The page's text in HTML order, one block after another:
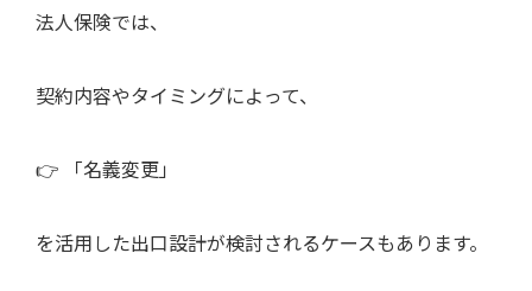
法人保険では、
契約内容やタイミングによって、
👉 「名義変更」
を活用した出口設計が検討されるケースもあります。